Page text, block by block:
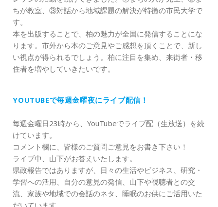
ちが教室、③対話から地域課題の解決が特徴の市民大学で
す。
本を出版することで、柏の魅力が全国に発信することにな
ります。市外から本のご意見やご感想を頂くことで、新し
い視点が得られるでしょう。柏に注目を集め、来街者・移
住者を増やしていきたいです。
YOUTUBEで毎週金曜夜にライブ配信！
毎週金曜日23時から、YouTubeでライブ配（生放送）を続
けています。
コメント欄に、皆様のご質問ご意見をお書き下さい！
ライブ中、山下がお答えいたします。
県政報告ではありますが、日々の生活やビジネス、研究・
学習への活用、自分の意見の発信、山下や視聴者との交
流、家族や地域での会話のネタ、睡眠のお供にご活用いた
だいています。